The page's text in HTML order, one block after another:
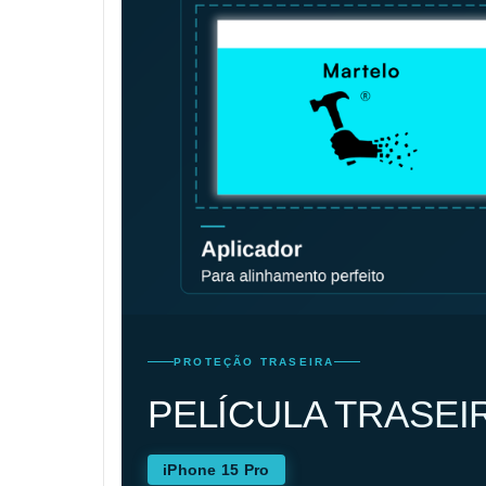
PROTEÇÃO TRASEIRA
PELÍCULA
iPhone 15 Pro